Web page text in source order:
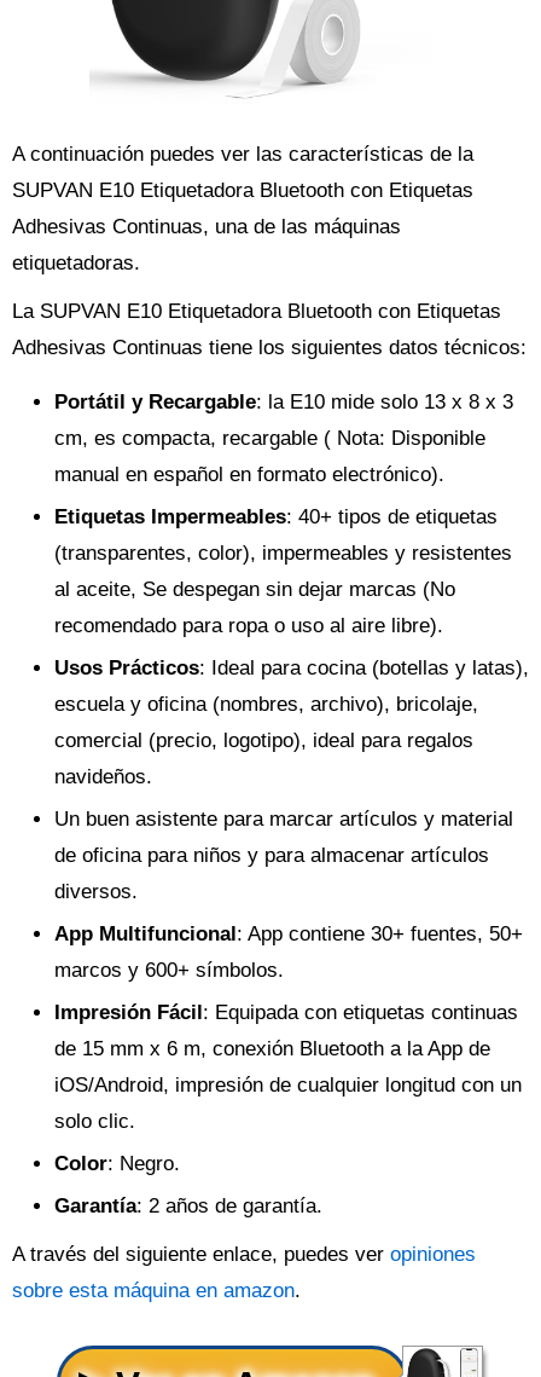
A continuación puedes ver las características de la
SUPVAN E10 Etiquetadora Bluetooth con Etiquetas
Adhesivas Continuas, una de las máquinas
etiquetadoras.
La SUPVAN E10 Etiquetadora Bluetooth con Etiquetas
Adhesivas Continuas tiene los siguientes datos técnicos:
Portátil y Recargable: la E10 mide solo 13 x 8 x 3
cm, es compacta, recargable ( Nota: Disponible
manual en español en formato electrónico).
Etiquetas Impermeables: 40+ tipos de etiquetas
(transparentes, color), impermeables y resistentes
al aceite, Se despegan sin dejar marcas (No
recomendado para ropa o uso al aire libre).
Usos Prácticos: Ideal para cocina (botellas y latas),
escuela y oficina (nombres, archivo), bricolaje,
comercial (precio, logotipo), ideal para regalos
navideños.
Un buen asistente para marcar artículos y material
de oficina para niños y para almacenar artículos
diversos.
App Multifuncional: App contiene 30+ fuentes, 50+
marcos y 600+ símbolos.
Impresión Fácil: Equipada con etiquetas continuas
de 15 mm x 6 m, conexión Bluetooth a la App de
iOS/Android, impresión de cualquier longitud con un
solo clic.
Color: Negro.
Garantía: 2 años de garantía.
A través del siguiente enlace, puedes ver opiniones
sobre esta máquina en amazon.